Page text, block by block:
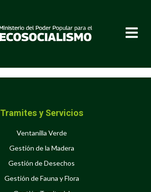
Tramites y Servicios
Ventanilla Verde
Gestión de la Madera
Gestión de Desechos
Gestión de Fauna y Flora